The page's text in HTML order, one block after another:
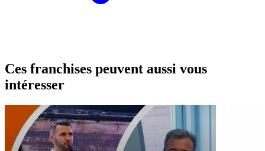
Ces franchises peuvent aussi vous
intéresser